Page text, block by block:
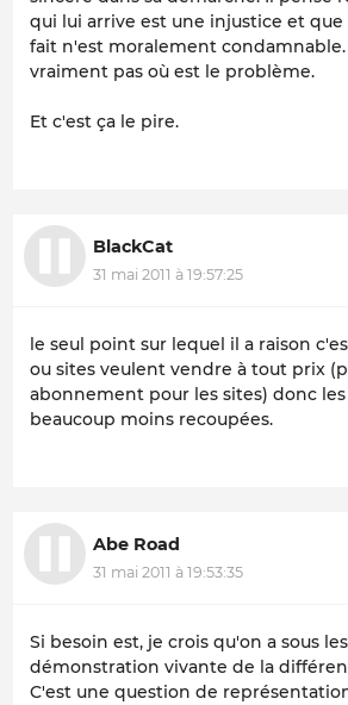
qui lui arrive est une injustice et
fait n'est moralement
vraiment pas où est le problème.
Et c'est ça le pire.
BlackCat
31 mai 2011 à 19:57:25
le seul point sur lequel il a raison
ou sites veulent vendre à tout prix
abonnement pour les sites) donc
beaucoup moins recoupées.
Abe Road
31 mai 2011 à 19:53:35
Si besoin est, je crois qu'on a sous
démonstration vivante de la
C'est une question de